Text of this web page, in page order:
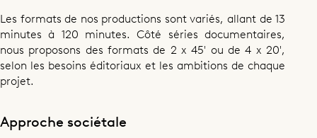
Les formats de nos productions sont variés, allant de 13
minutes à 120 minutes. Côté séries documentaires,
nous proposons des formats de 2 x 45′ ou de 4 x 20′,
selon les besoins éditoriaux et les ambitions de chaque
projet.
Approche sociétale